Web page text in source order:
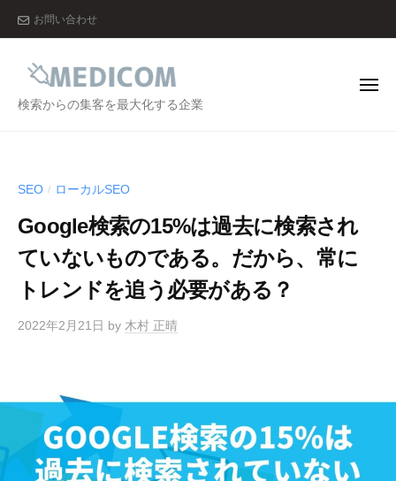
ン
お問い合わせ
メ
株
式
会
社
検索からの集客を最大化する企業
メ
SEO / ローカルSEO
Google検索の15%は過去に検索され
ていないものである。だから、常に
トレンドを追う必要がある？
2022年2月21日 by 木村 正晴
デ
ィ
コ
株